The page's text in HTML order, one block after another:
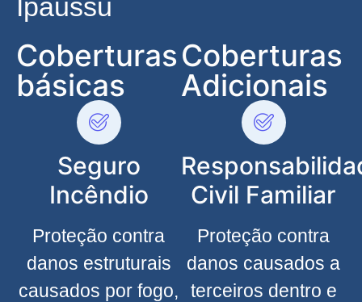
Coberturas
básicas
Seguro
Incêndio
Proteção contra
danos estruturais
causados por fogo,
Coberturas
Adicionais
Civil Familiar
Proteção contra
danos causados a
terceiros dentro e